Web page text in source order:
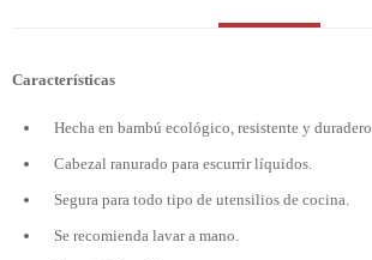
Características
Hecha en bambú ecológico, resistente y duradero.
Cabezal ranurado para escurrir líquidos.
Segura para todo tipo de utensilios de cocina.
Se recomienda lavar a mano.